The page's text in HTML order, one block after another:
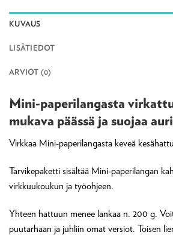
KUVAUS
LISÄTIEDOT
ARVIOT (0)
Mini-paperilangasta
mukava päässä ja suojaa
Virkkaa Mini-paperilangasta keveä
Tarvikepaketti sisältää Mini-paperilangan
virkkuukoukun ja työohjeen.
Yhteen hattuun menee lankaa n. 200 g.
puutarhaan ja juhliin omat versiot. Toisen